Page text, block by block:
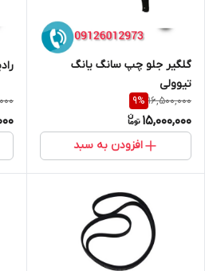
گلگیر جلو چپ سانگ یانگ
تیوولی
16,500,000
9%
15,000,000
افزودن به سبد